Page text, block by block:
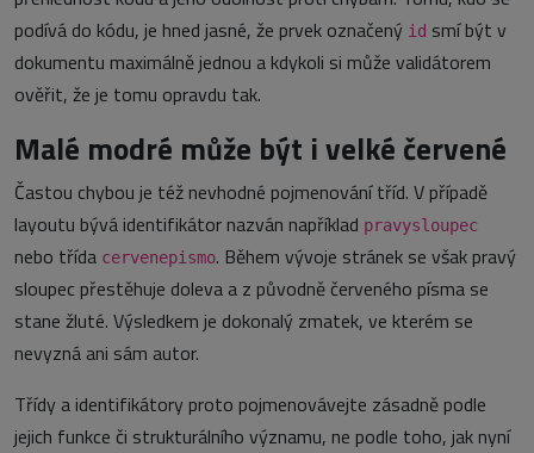
podívá do kódu, je hned jasné, že prvek označený id smí být v
dokumentu maximálně jednou a kdykoli si může validátorem
ověřit, že je tomu opravdu tak.
Malé modré může být i velké červené
Častou chybou je též nevhodné pojmenování tříd. V případě
layoutu bývá identifikátor nazván například pravysloupec
nebo třída cervenepismo. Během vývoje stránek se však pravý
sloupec přestěhuje doleva a z původně červeného písma se
stane žluté. Výsledkem je dokonalý zmatek, ve kterém se
nevyzná ani sám autor.
Třídy a identifikátory proto pojmenovávejte zásadně podle
jejich funkce či strukturálního významu, ne podle toho, jak nyní